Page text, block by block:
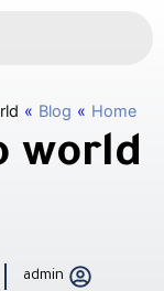
Home
»
Blog
»
world!
admin